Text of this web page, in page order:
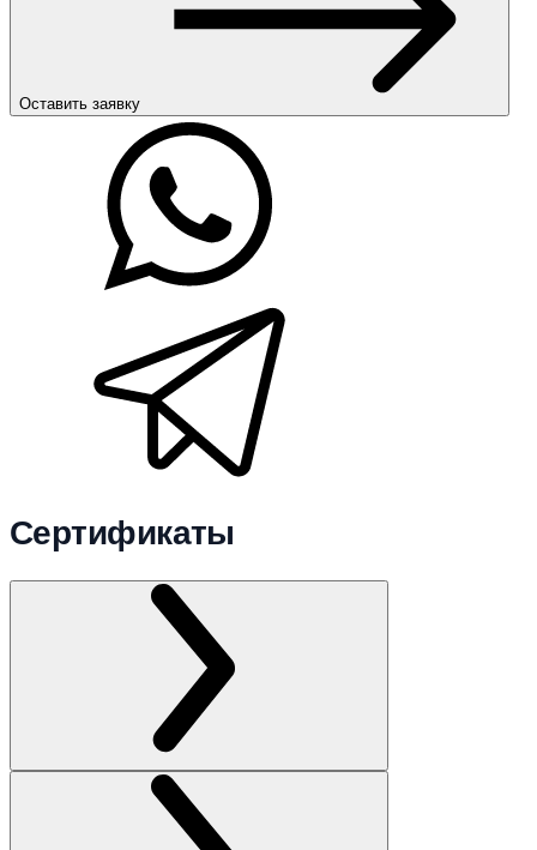
Оставить заявку
Сертификаты